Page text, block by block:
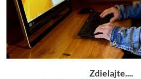
Zdielajte....